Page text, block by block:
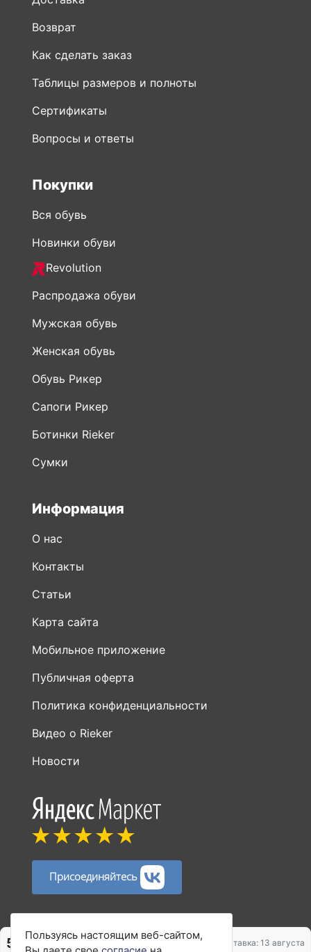
Возврат
Как сделать заказ
Таблицы размеров и полноты
Сертификаты
Вопросы и ответы
Покупки
Вся обувь
Новинки обуви
Revolution
Распродажа обуви
Мужская обувь
Женская обувь
Обувь Рикер
Сапоги Рикер
Ботинки Rieker
Сумки
Информация
О нас
Контакты
Статьи
Карта сайта
Мобильное приложение
Публичная оферта
Политика конфиденциальности
Видео о Rieker
Новости
Присоединяйтесь
Пользуясь настоящим веб-сайтом,
5 960 ₽ 7 450 ₽ Доставка: 13 августа